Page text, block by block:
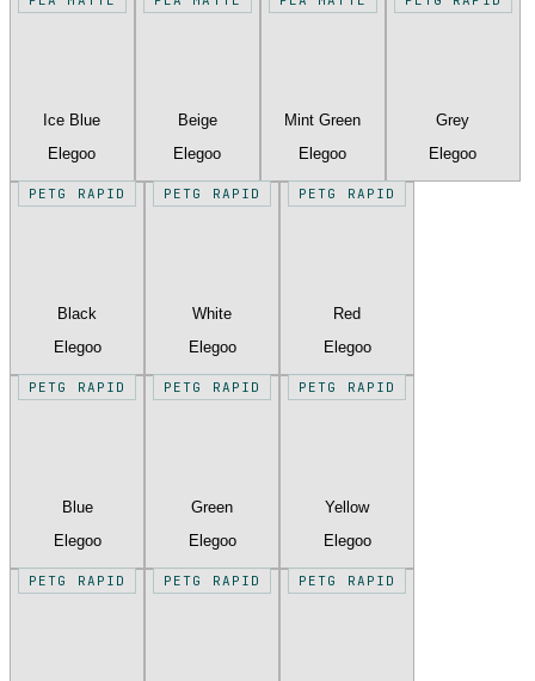
Ice Blue
Elegoo
Beige
Elegoo
Mint Green
Elegoo
Grey
Elegoo
PETG RAPID
Black
Elegoo
PETG RAPID
White
Elegoo
PETG RAPID
Red
Elegoo
PETG RAPID
Blue
Elegoo
PETG RAPID
Green
Elegoo
PETG RAPID
Yellow
Elegoo
PETG RAPID PETG RAPID PETG RAPID